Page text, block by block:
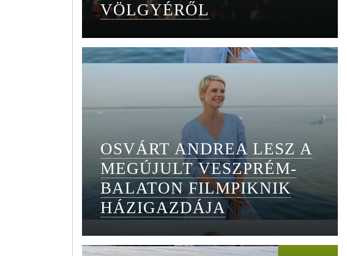
VÖLGYÉRŐL
OSVÁRT ANDREA LESZ A
MEGÚJULT VESZPRÉM-
BALATON FILMPIKNIK
HÁZIGAZDÁJA